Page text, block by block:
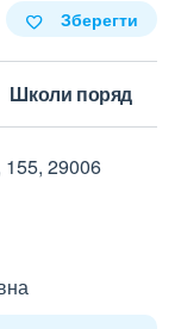
Зберегти
Школи поряд
29006